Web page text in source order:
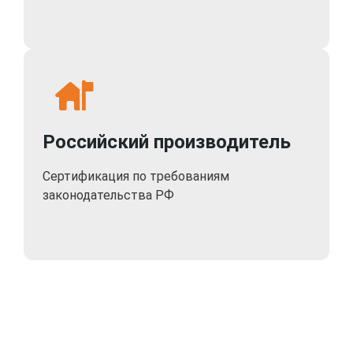
Российский производитель
Сертификация по требованиям
законодательства РФ